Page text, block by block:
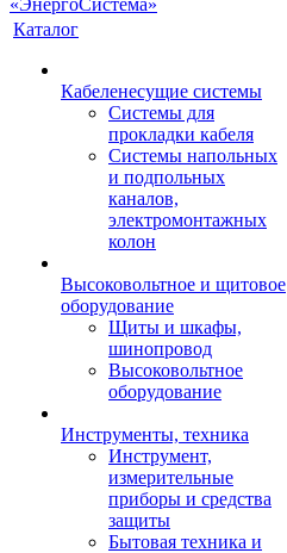
Каталог
Кабеленесущие системы
Системы для
прокладки кабеля
Системы напольных
и подпольных
каналов,
электромонтажных
колон
Высоковольтное и щитовое
оборудование
Щиты и шкафы,
шинопровод
Высоковольтное
оборудование
Инструменты, техника
Инструмент,
измерительные
приборы и средства
защиты
Бытовая техника и